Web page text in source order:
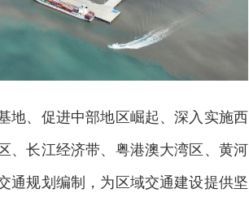
地、促进中部地区崛起、深入实施西
、长江经济带、粤港澳大湾区、黄河
通规划编制，为区域交通建设提供坚